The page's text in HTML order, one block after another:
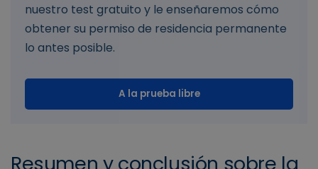
nuestro test gratuito y le enseñaremos cómo
obtener su permiso de residencia permanente
lo antes posible.
A la prueba libre